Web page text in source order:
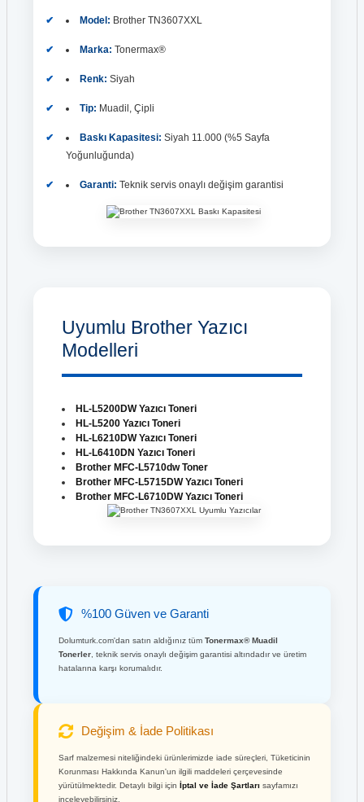
Model: Brother TN3607XXL
Marka: Tonermax®
Renk: Siyah
Tip: Muadil, Çipli
Baskı Kapasitesi: Siyah 11.000 (%5 Sayfa
Yoğunluğunda)
Garanti: Teknik servis onaylı değişim garantisi
Uyumlu Brother Yazıcı
Modelleri
HL-L5200DW Yazıcı Toneri
HL-L5200 Yazıcı Toneri
HL-L6210DW Yazıcı Toneri
HL-L6410DN Yazıcı Toneri
Brother MFC-L5710dw Toner
Brother MFC-L5715DW Yazıcı Toneri
Brother MFC-L6710DW Yazıcı Toneri
%100 Güven ve Garanti
Dolumturk.com'dan satın aldığınız tüm Tonermax® Muadil
Tonerler, teknik servis onaylı değişim garantisi altındadır ve üretim
hatalarına karşı korumalıdır.
Değişim & İade Politikası
Sarf malzemesi niteliğindeki ürünlerimizde iade süreçleri, Tüketicinin
Korunması Hakkında Kanun'un ilgili maddeleri çerçevesinde
yürütülmektedir. Detaylı bilgi için İptal ve İade Şartları sayfamızı
inceleyebilirsiniz.